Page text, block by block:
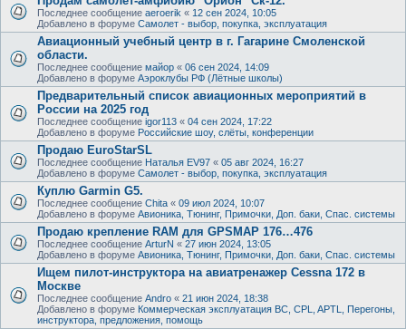
Последнее сообщение aeroerik « 12 сен 2024, 10:05
Добавлено в форуме Самолет - выбор, покупка, эксплуатация
Авиационный учебный центр в г. Гагарине Смоленской
области.
Последнее сообщение майор « 06 сен 2024, 14:09
Добавлено в форуме Аэроклубы РФ (Лётные школы)
Предварительный список авиационных мероприятий в
России на 2025 год
Последнее сообщение igor113 « 04 сен 2024, 17:22
Добавлено в форуме Российские шоу, слёты, конференции
Продаю EuroStarSL
Последнее сообщение Наталья EV97 « 05 авг 2024, 16:27
Добавлено в форуме Самолет - выбор, покупка, эксплуатация
Куплю Garmin G5.
Последнее сообщение Chita « 09 июл 2024, 10:07
Добавлено в форуме Авионика, Тюнинг, Примочки, Доп. баки, Спас. системы
Продаю крепление RAM для GPSMAP 176…476
Последнее сообщение ArturN « 27 июн 2024, 13:05
Добавлено в форуме Авионика, Тюнинг, Примочки, Доп. баки, Спас. системы
Ищем пилот-инструктора на авиатренажер Cessna 172 в
Москве
Последнее сообщение Andro « 21 июн 2024, 18:38
Добавлено в форуме Коммерческая эксплуатация ВС, CPL, APTL, Перегоны,
инструктора, предложения, помощь